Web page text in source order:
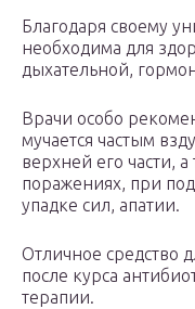
Благодаря своему
необходима для
дыхательной,
Врачи особо
мучается частым
верхней его части,
поражениях, при
упадке сил, апатии.
Отличное средство
после курса
терапии.